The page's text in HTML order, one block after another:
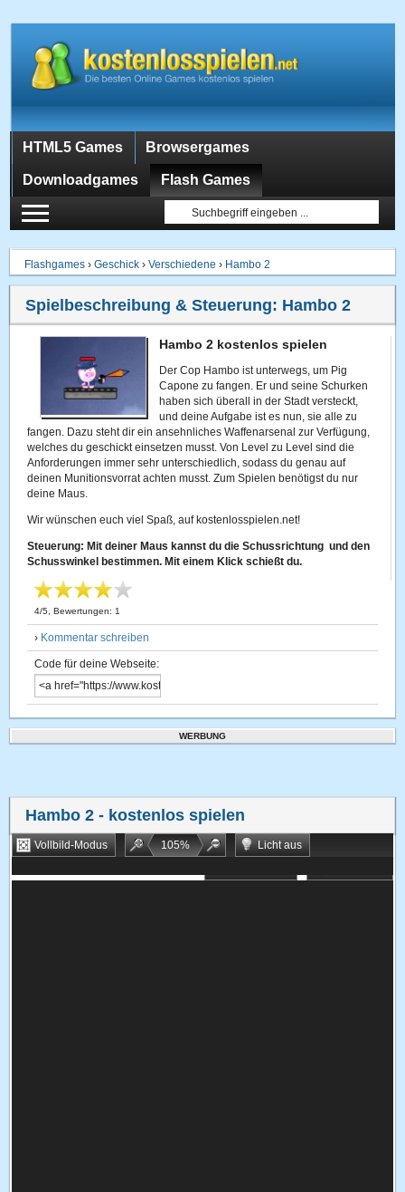
HTML5 Games Browsergames
Downloadgames Flash Games
Flashgames ›Geschick ›Verschiedene › Hambo 2
Spielbeschreibung & Steuerung: Hambo 2
Hambo 2 kostenlos spielen
Der Cop Hambo ist unterwegs, um Pig
Capone zu fangen. Er und seine Schurken
haben sich überall in der Stadt versteckt,
und deine Aufgabe ist es nun, sie alle zu
fangen. Dazu steht dir ein ansehnliches Waffenarsenal zur Verfügung,
welches du geschickt einsetzen musst. Von Level zu Level sind die
Anforderungen immer sehr unterschiedlich, sodass du genau auf
deinen Munitionsvorrat achten musst. Zum Spielen benötigst du nur
deine Maus.
Wir wünschen euch viel Spaß, auf kostenlosspielen.net!
Steuerung: Mit deiner Maus kannst du die Schussrichtung und den
Schusswinkel bestimmen. Mit einem Klick schießt du.
4/5 , Bewertungen: 1
› Kommentar schreiben
Code für deine Webseite:
WERBUNG
Hambo 2 - kostenlos spielen
Vollbild-Modus 105%
Licht aus